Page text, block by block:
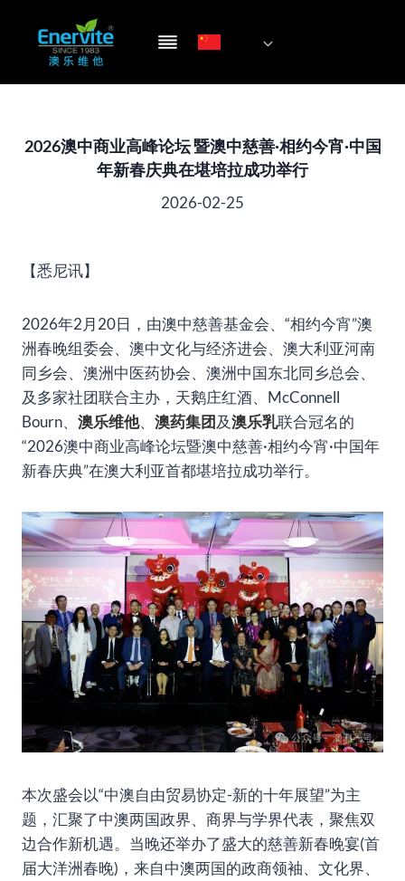
容
2026澳中商业高峰论坛 暨澳中慈善·相约今宵·中国
年新春庆典在堪培拉成功举行
2026-02-25
【悉尼讯】
2026年2月20日，由澳中慈善基金会、“相约今宵”澳
洲春晚组委会、澳中文化与经济进会、澳大利亚河南
同乡会、澳洲中医药协会、澳洲中国东北同乡总会、
及多家社团联合主办，天鹅庄红酒、McConnell
Bourn、 澳乐维他、 澳药集团及澳乐乳联合冠名的
“2026澳中商业高峰论坛暨澳中慈善·相约今宵·中国年
新春庆典”在澳大利亚首都堪培拉成功举行。
本次盛会以“中澳自由贸易协定-新的十年展望”为主
题，汇聚了中澳两国政界、商界与学界代表，聚焦双
边合作新机遇。当晚还举办了盛大的慈善新春晚宴(首
届大洋洲春晚)，来自中澳两国的政商领袖、文化界、